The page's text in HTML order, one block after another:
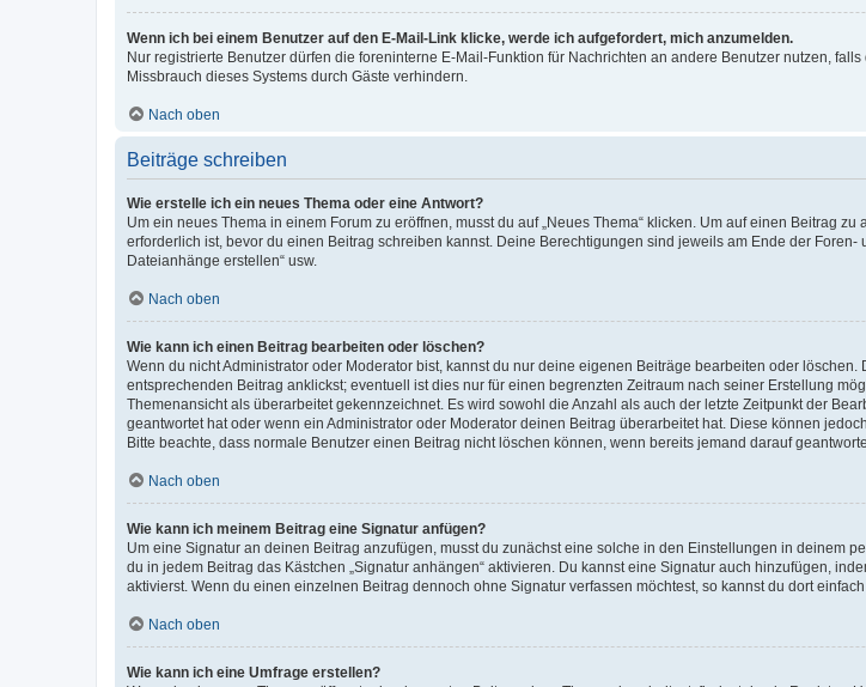
Wenn ich bei einem Benutzer auf den E-Mail-Link klicke, werde ich aufgefordert, mich anzumelden.
Nur registrierte Benutzer dürfen die foreninterne E-Mail-Funktion für Nachrichten an andere Benutzer nutzen,
Missbrauch dieses Systems durch Gäste verhindern.
Nach oben
Beiträge schreiben
Wie erstelle ich ein neues Thema oder eine Antwort?
Um ein neues Thema in einem Forum zu eröffnen, musst du auf „Neues Thema“ klicken. Um auf einen Beitrag
erforderlich ist, bevor du einen Beitrag schreiben kannst. Deine Berechtigungen sind jeweils am Ende der Foren-
Dateianhänge erstellen“ usw.
Nach oben
Wie kann ich einen Beitrag bearbeiten oder löschen?
Wenn du nicht Administrator oder Moderator bist, kannst du nur deine eigenen Beiträge bearbeiten oder
entsprechenden Beitrag anklickst; eventuell ist dies nur für einen begrenzten Zeitraum nach seiner Erstellung
Themenansicht als überarbeitet gekennzeichnet. Es wird sowohl die Anzahl als auch der letzte Zeitpunkt der
geantwortet hat oder wenn ein Administrator oder Moderator deinen Beitrag überarbeitet hat. Diese können
Bitte beachte, dass normale Benutzer einen Beitrag nicht löschen können, wenn bereits jemand darauf
Nach oben
Wie kann ich meinem Beitrag eine Signatur anfügen?
Um eine Signatur an deinen Beitrag anzufügen, musst du zunächst eine solche in den Einstellungen in deinem
du in jedem Beitrag das Kästchen „Signatur anhängen“ aktivieren. Du kannst eine Signatur auch hinzufügen,
aktivierst. Wenn du einen einzelnen Beitrag dennoch ohne Signatur verfassen möchtest, so kannst du dort
Nach oben
Wie kann ich eine Umfrage erstellen?